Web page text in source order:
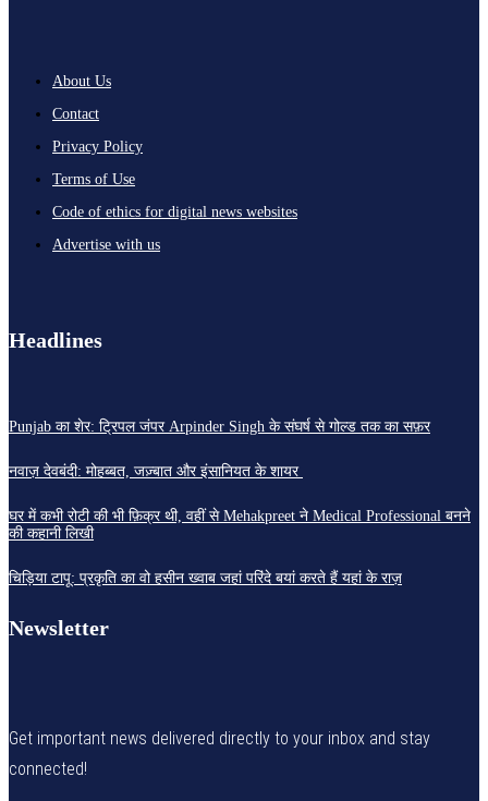
About Us
Contact
Privacy Policy
Terms of Use
Code of ethics for digital news websites
Advertise with us
Headlines
Punjab का शेर: ट्रिपल जंपर Arpinder Singh के संघर्ष से गोल्ड तक का सफ़र
नवाज़ देवबंदी: मोहब्बत, जज़्बात और इंसानियत के शायर
घर में कभी रोटी की भी फ़िक्र थी, वहीं से Mehakpreet ने Medical Professional बनने
की कहानी लिखी
चिड़िया टापू: प्रकृति का वो हसीन ख्वाब जहां परिंदे बयां करते हैं यहां के राज़
Newsletter
Get important news delivered directly to your inbox and stay
connected!